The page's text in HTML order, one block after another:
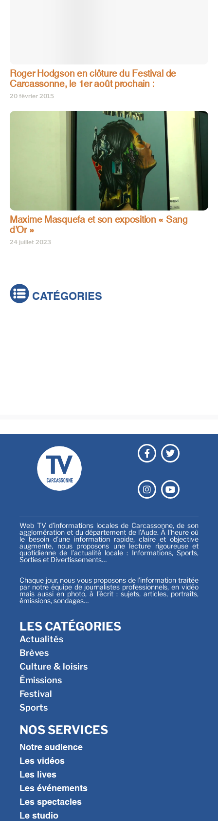
Roger Hodgson en clôture du Festival de
Carcassonne, le 1er août prochain :
20 février 2015
Maxime Masquefa et son exposition « Sang
d’Or »
24 juillet 2023
CATÉGORIES
Web TV d’informations locales de Carcassonne, de son
agglomération et du département de l’Aude. À l’heure où
le besoin d’une information rapide, claire et objective
augmente, nous proposons une lecture rigoureuse et
quotidienne de l’actualité locale : Informations, Sports,
Sorties et Divertissements…
Chaque jour, nous vous proposons de l’information traitée
par notre équipe de journalistes professionnels, en vidéo
mais aussi en photo, à l’écrit : sujets, articles, portraits,
émissions, sondages…
LES CATÉGORIES
Actualités
Brèves
Culture & loisirs
Émissions
Festival
Sports
NOS SERVICES
Notre audience
Les vidéos
Les lives
Les événements
Les spectacles
Le studio